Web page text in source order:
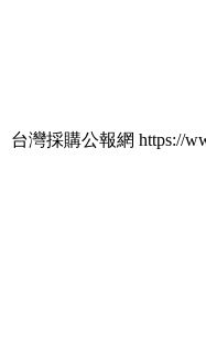
台灣採購公報網 https://